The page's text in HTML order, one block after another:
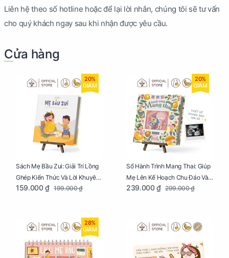
Liên hệ theo số hotline hoặc để lại lời nhắn, chúng tôi sẽ tư vấn
cho quý khách ngay sau khi nhận được yêu cầu.
Cửa hàng
20%
GIẢM
Sách Mẹ Bầu Zui: Giải Trí Lồng
Ghép Kiến Thức Và Lời Khuyên
Mang Thai Bổ Ích
159.000 ₫ 199.000 ₫
20%
GIẢM
Sổ Hành Trình Mang Thai: Giúp
Mẹ Lên Kế Hoạch Chu Đáo Và
Lưu Giữ Kỷ Niệm Mang Thai
239.000 ₫ 299.000 ₫
28%
GIẢM